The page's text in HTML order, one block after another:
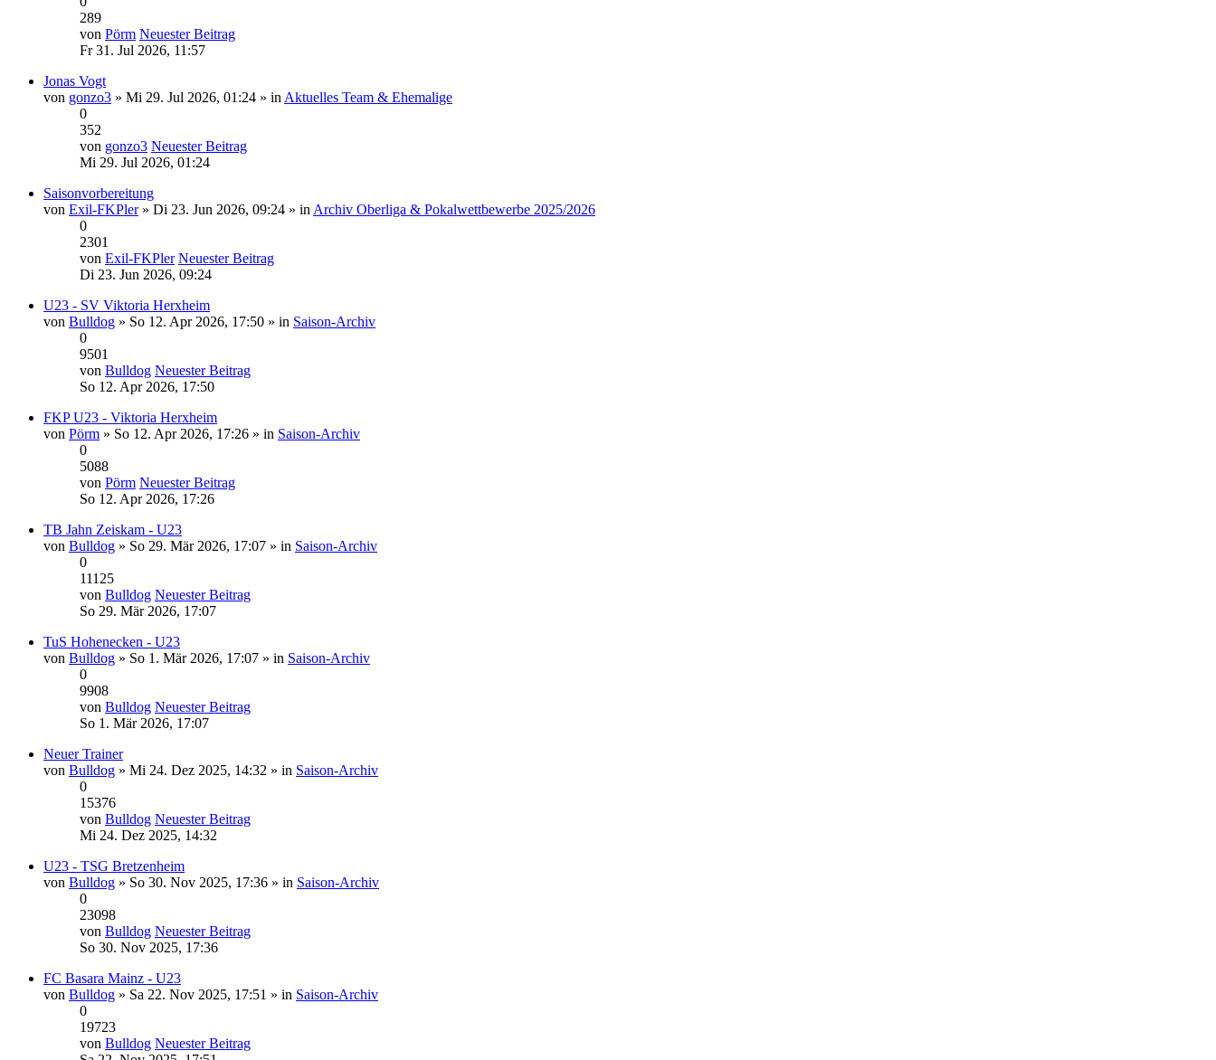
289
von Pörm Neuester Beitrag
Fr 31. Jul 2026, 11:57
Jonas Vogt
von gonzo3 » Mi 29. Jul 2026, 01:24 » in Aktuelles Team & Ehemalige
0
352
von gonzo3 Neuester Beitrag
Mi 29. Jul 2026, 01:24
Saisonvorbereitung
von Exil-FKPler» Di 23. Jun 2026, 09:24 » in Archiv Oberliga & Pokalwettbewerbe 2025/2026
0
2301
von Exil-FKPler Neuester Beitrag
Di 23. Jun 2026, 09:24
U23 - SV Viktoria Herxheim
von Bulldog » So 12. Apr 2026, 17:50 » in Saison-Archiv
0
9501
von Bulldog Neuester Beitrag
So 12. Apr 2026, 17:50
FKP U23 - Viktoria Herxheim
von Pörm » So 12. Apr 2026, 17:26 » in Saison-Archiv
0
5088
von Pörm Neuester Beitrag
So 12. Apr 2026, 17:26
TB Jahn Zeiskam - U23
von Bulldog » So 29. Mär 2026, 17:07 » in Saison-Archiv
0
11125
von Bulldog Neuester Beitrag
So 29. Mär 2026, 17:07
TuS Hohenecken - U23
von Bulldog » So 1. Mär 2026, 17:07 » in Saison-Archiv
0
9908
von Bulldog Neuester Beitrag
So 1. Mär 2026, 17:07
Neuer Trainer
von Bulldog » Mi 24. Dez 2025, 14:32 » in Saison-Archiv
0
15376
von Bulldog Neuester Beitrag
Mi 24. Dez 2025, 14:32
U23 - TSG Bretzenheim
von Bulldog » So 30. Nov 2025, 17:36 » in Saison-Archiv
0
23098
von Bulldog Neuester Beitrag
So 30. Nov 2025, 17:36
FC Basara Mainz - U23
von Bulldog » Sa 22. Nov 2025, 17:51 » in Saison-Archiv
0
19723
von Bulldog Neuester Beitrag